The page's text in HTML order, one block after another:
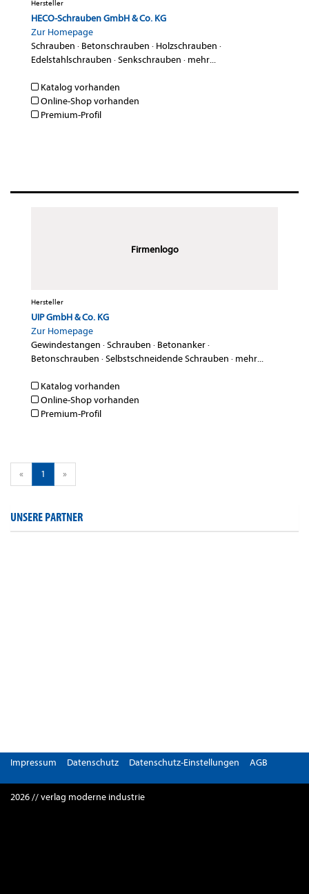
Hersteller
HECO-Schrauben GmbH & Co. KG
Zur Homepage
Schrauben · Betonschrauben · Holzschrauben ·
Edelstahlschrauben ·Senkschrauben · mehr...
Katalog vorhanden
Online-Shop vorhanden
Premium-Profil
Firmenlogo
Hersteller
UIP GmbH & Co. KG
Zur Homepage
Gewindestangen ·Schrauben · Betonanker·
Betonschrauben ·Selbstschneidende Schrauben · mehr...
Katalog vorhanden
Online-Shop vorhanden
Premium-Profil
« 1 »
UNSERE PARTNER
Impressum Datenschutz Datenschutz-Einstellungen AGB
2026 // verlag moderne industrie